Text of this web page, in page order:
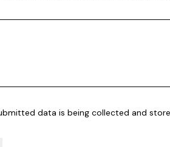
data is being collected and